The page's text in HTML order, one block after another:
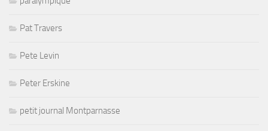
Pat Travers
Pete Levin
Peter Erskine
petit journal Montparnasse